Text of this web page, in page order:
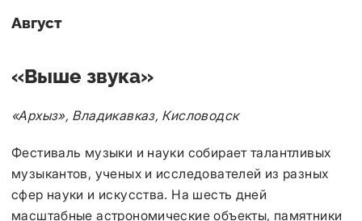
Август
«Выше звука»
«Архыз», Владикавказ, Кисловодск
Фестиваль музыки и науки собирает талантливых
музыкантов, ученых и исследователей из разных
сфер науки и искусства. На шесть дней
масштабные астрономические объекты, памятники